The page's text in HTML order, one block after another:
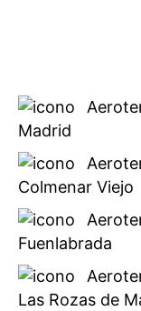
Madrid
Colmenar Viejo
Fuenlabrada
Las Rozas de